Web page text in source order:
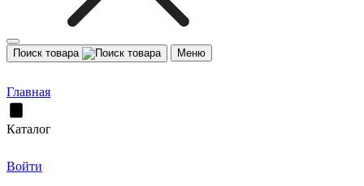
Поиск товара Меню
Главная
Каталог
Войти